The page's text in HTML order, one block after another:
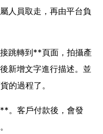
人員取走，再由平台負
跳轉到**頁面，拍攝產
新增文字進行描述。並
的過程了。
。客戶付款後，會發